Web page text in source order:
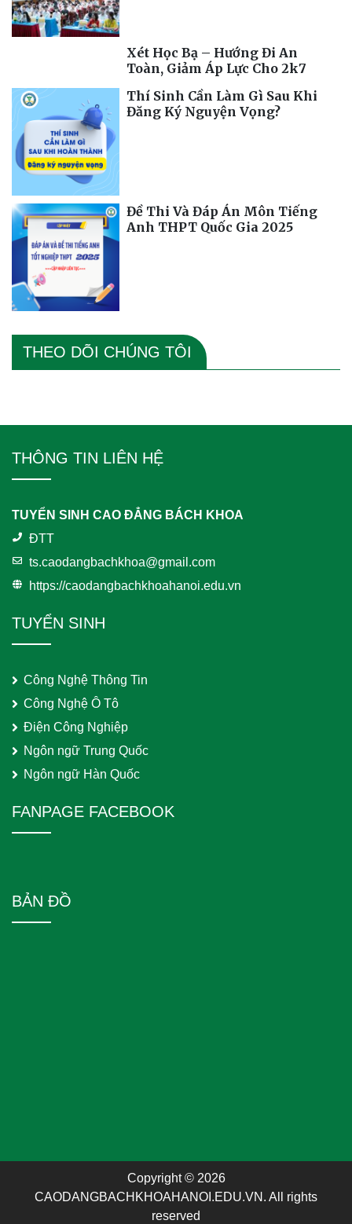
Xét Học Bạ – Hướng Đi An
Toàn, Giảm Áp Lực Cho 2k7
Thí Sinh Cần Làm Gì Sau Khi
Đăng Ký Nguyện Vọng?
Đề Thi Và Đáp Án Môn Tiếng
Anh THPT Quốc Gia 2025
THEO DÕI CHÚNG TÔI
THÔNG TIN LIÊN HỆ
TUYỂN SINH CAO ĐẲNG BÁCH KHOA
ĐTT
ts.caodangbachkhoa@gmail.com
https://caodangbachkhoahanoi.edu.vn
TUYỂN SINH
Công Nghệ Thông Tin
Công Nghệ Ô Tô
Điện Công Nghiệp
Ngôn ngữ Trung Quốc
Ngôn ngữ Hàn Quốc
FANPAGE FACEBOOK
BẢN ĐỒ
Copyright © 2026
CAODANGBACHKHOAHANOI.EDU.VN. All rights
reserved